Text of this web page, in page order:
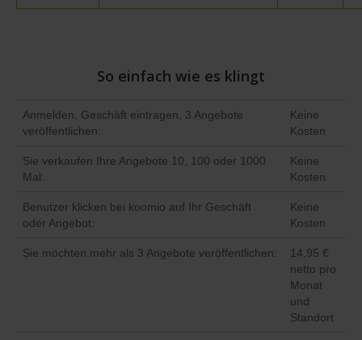
So einfach wie es klingt
Anmelden, Geschäft eintragen, 3 Angebote
veröffentlichen:
Keine
Kosten
Sie verkaufen Ihre Angebote 10, 100 oder 1000
Mal:
Keine
Kosten
Benutzer klicken bei koomio auf Ihr Geschäft
oder Angebot:
Keine
Kosten
Sie möchten mehr als 3 Angebote veröffentlichen:
14,95 €
netto pro
Monat
und
Standort